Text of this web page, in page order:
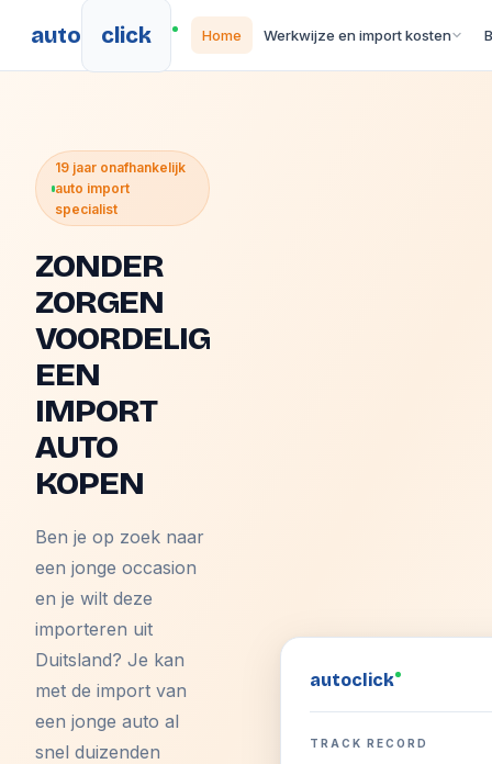
auto click Home Werkwijze en import kosten
19 jaar onafhankelijk
auto import
specialist
ZONDER
ZORGEN
VOORDELIG
EEN
IMPORT
AUTO
KOPEN
Ben je op zoek naar
een jonge occasion
en je wilt deze
importeren uit
Duitsland? Je kan
met de import van
een jonge auto al
snel duizenden
autoclick
TRACK RECORD